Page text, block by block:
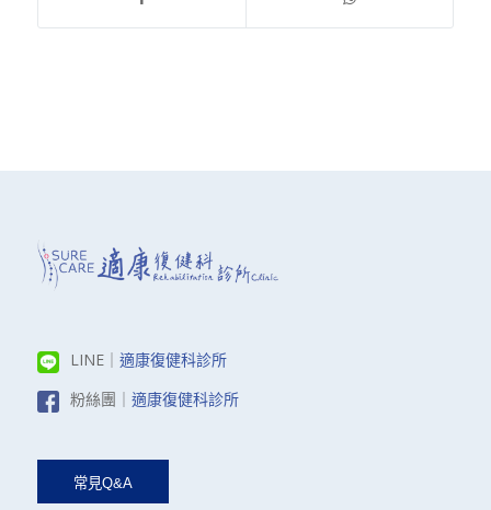
LINE｜ 適康復健科診所
粉絲團｜ 適康復健科診所